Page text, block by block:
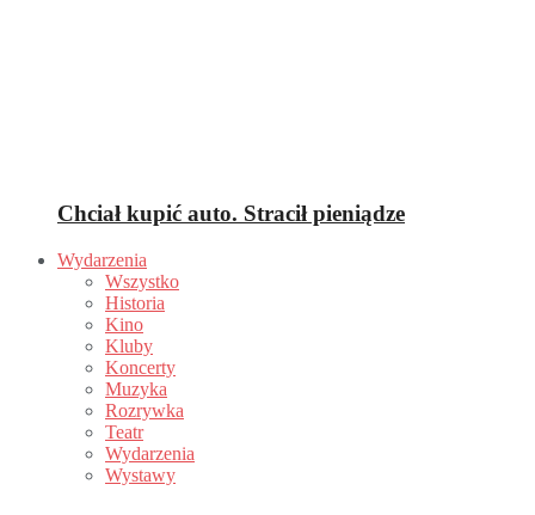
Chciał kupić auto. Stracił pieniądze
Wydarzenia
Wszystko
Historia
Kino
Kluby
Koncerty
Muzyka
Rozrywka
Teatr
Wydarzenia
Wystawy